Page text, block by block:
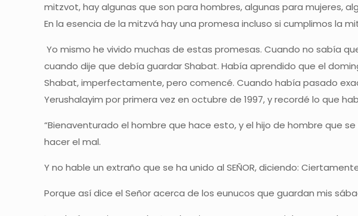
mitzvot, hay algunas que son para hombres, algunas para mujeres,
En la esencia de la mitzvá hay una promesa incluso si cumplimos la
Yo mismo he vivido muchas de estas promesas. Cuando no sabía
cuando dije que debía guardar Shabat. Había aprendido que el
Shabat, imperfectamente, pero comencé. Cuando había pasado
Yerushalayim por primera vez en octubre de 1997, y recordé lo que
“Bienaventurado el hombre que hace esto, y el hijo de hombre que
hacer el mal.
Y no hable un extraño que se ha unido al SEÑOR, diciendo:
Porque así dice el Señor acerca de los eunucos que guardan mis